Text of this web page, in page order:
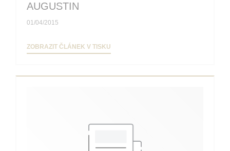
AUGUSTIN
01/04/2015
ZOBRAZIT ČLÁNEK V TISKU